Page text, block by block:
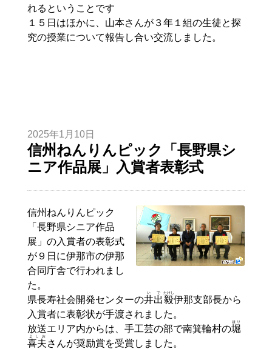
れるということです
１５日はほかに、山本さんが３年１組の生徒と探
究の授業について報告し合い交流しました。
2025年1月10日
信州ねんりんピック「長野県シ
ニア作品展」入賞者表彰式
信州ねんりんピック
「長野県シニア作品
展」の入賞者の表彰式
が９日に伊那市の伊那
合同庁舎で行われまし
た。
県長寿社会開発センターの井出
いで
毅
たけし
伊那支部長から
入賞者に表彰状が手渡されました。
放送エリア内からは、手工芸の部で南箕輪村の堀
ほり
喜夫
よしお
さんが奨励賞を受賞しました。